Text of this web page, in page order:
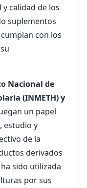
calidad de los
suplementos
con los
Nacional de
(INMETH) y
un papel
estudio y
de la
derivados
sido utilizada
por sus